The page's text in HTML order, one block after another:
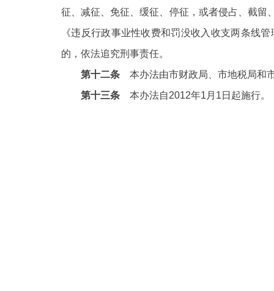
征、减征、免征、缓征、停征，或者侵占、截留
《违反行政事业性收费和罚没收入收支两条线
的，依法追究刑事责任。
第十二条 本办法由市财政局、市地税局和
第十三条 本办法自2012年1月1日起施行。